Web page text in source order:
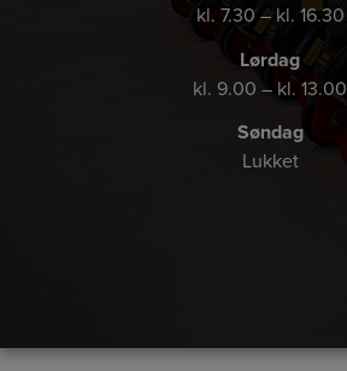
kl. 7.30 – kl. 16.30
Lørdag
kl. 9.00 – kl. 13.00
Søndag
Lukket